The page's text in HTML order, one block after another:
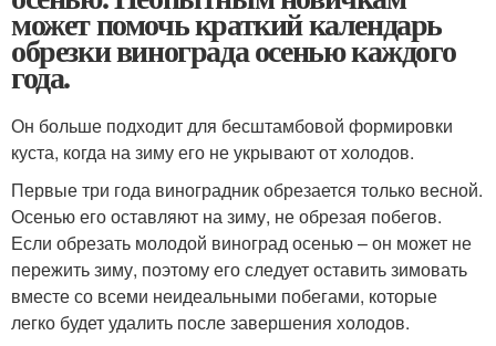
может помочь краткий календарь
обрезки винограда осенью каждого
года.
Он больше подходит для бесштамбовой формировки
куста, когда на зиму его не укрывают от холодов.
Первые три года виноградник обрезается только весной.
Осенью его оставляют на зиму, не обрезая побегов.
Если обрезать молодой виноград осенью – он может не
пережить зиму, поэтому его следует оставить зимовать
вместе со всеми неидеальными побегами, которые
легко будет удалить после завершения холодов.